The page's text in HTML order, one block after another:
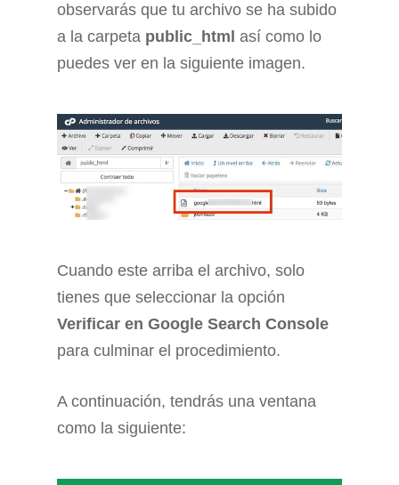
observarás que tu archivo se ha subido
a la carpeta public_html así como lo
puedes ver en la siguiente imagen.
Cuando este arriba el archivo, solo
tienes que seleccionar la opción
Verificar en Google Search Console
para culminar el procedimiento.
A continuación, tendrás una ventana
como la siguiente: